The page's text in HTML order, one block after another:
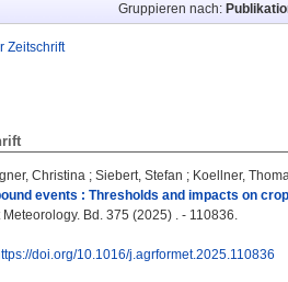
Gruppieren nach:
Zeitschrift
Christina ; Siebert, Stefan ; Koellner,
events : Thresholds and impacts on
Bd. 375 (2025) . - 110836.
doi.org/10.1016/j.agrformet.2025.110836